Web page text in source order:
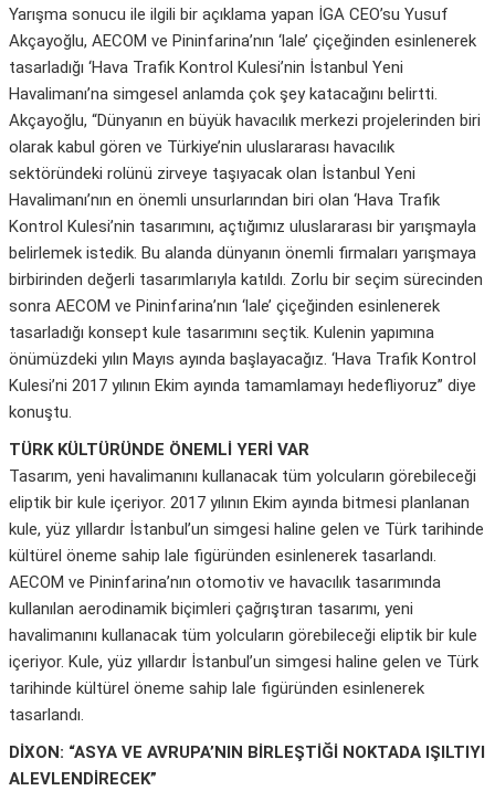
Yarışma sonucu ile ilgili bir açıklama yapan İGA CEO’su Yusuf
Akçayoğlu, AECOM ve Pininfarina’nın ‘lale’ çiçeğinden esinlenerek
tasarladığı ‘Hava Trafik Kontrol Kulesi’nin İstanbul Yeni
Havalimanı’na simgesel anlamda çok şey katacağını belirtti.
Akçayoğlu, “Dünyanın en büyük havacılık merkezi projelerinden biri
olarak kabul gören ve Türkiye’nin uluslararası havacılık
sektöründeki rolünü zirveye taşıyacak olan İstanbul Yeni
Havalimanı’nın en önemli unsurlarından biri olan ‘Hava Trafik
Kontrol Kulesi’nin tasarımını, açtığımız uluslararası bir yarışmayla
belirlemek istedik. Bu alanda dünyanın önemli firmaları yarışmaya
birbirinden değerli tasarımlarıyla katıldı. Zorlu bir seçim sürecinden
sonra AECOM ve Pininfarina’nın ‘lale’ çiçeğinden esinlenerek
tasarladığı konsept kule tasarımını seçtik. Kulenin yapımına
önümüzdeki yılın Mayıs ayında başlayacağız. ‘Hava Trafik Kontrol
Kulesi’ni 2017 yılının Ekim ayında tamamlamayı hedefliyoruz” diye
konuştu.
TÜRK KÜLTÜRÜNDE ÖNEMLİ YERİ VAR
Tasarım, yeni havalimanını kullanacak tüm yolcuların görebileceği
eliptik bir kule içeriyor. 2017 yılının Ekim ayında bitmesi planlanan
kule, yüz yıllardır İstanbul’un simgesi haline gelen ve Türk tarihinde
kültürel öneme sahip lale figüründen esinlenerek tasarlandı.
AECOM ve Pininfarina’nın otomotiv ve havacılık tasarımında
kullanılan aerodinamik biçimleri çağrıştıran tasarımı, yeni
havalimanını kullanacak tüm yolcuların görebileceği eliptik bir kule
içeriyor. Kule, yüz yıllardır İstanbul’un simgesi haline gelen ve Türk
tarihinde kültürel öneme sahip lale figüründen esinlenerek
tasarlandı.
DİXON: “ASYA VE AVRUPA’NIN BİRLEŞTİĞİ NOKTADA IŞILTIYI
ALEVLENDİRECEK”